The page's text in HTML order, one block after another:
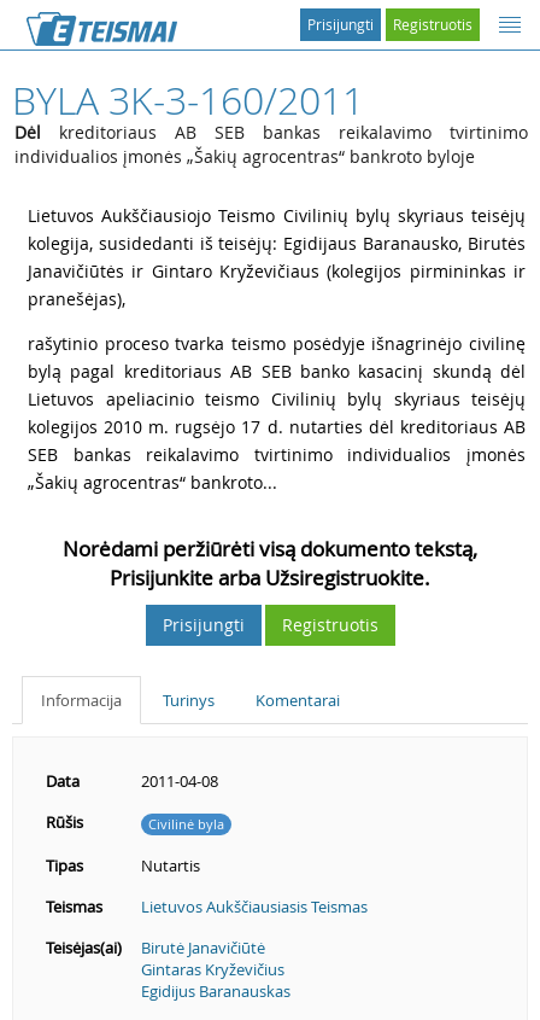
Registruotis
Prisijungti
BYLA 3K-3-160/2011
Dėl kreditoriaus AB SEB bankas reikalavimo tvirtinimo
individualios įmonės „Šakių agrocentras“ bankroto byloje
Lietuvos Aukščiausiojo Teismo Civilinių bylų skyriaus teisėjų
kolegija, susidedanti iš teisėjų: Egidijaus Baranausko, Birutės
Janavičiūtės ir Gintaro Kryževičiaus (kolegijos pirmininkas ir
pranešėjas),
rašytinio proceso tvarka teismo posėdyje išnagrinėjo civilinę
bylą pagal kreditoriaus AB SEB banko kasacinį skundą dėl
Lietuvos apeliacinio teismo Civilinių bylų skyriaus teisėjų
kolegijos 2010 m. rugsėjo 17 d. nutarties dėl kreditoriaus AB
SEB bankas reikalavimo tvirtinimo individualios įmonės
„Šakių agrocentras“ bankroto...
Norėdami peržiūrėti visą dokumento tekstą,
Prisijunkite arba Užsiregistruokite.
Prisijungti Registruotis
Informacija Turinys Komentarai
Data
2011-04-08
Rūšis
Civilinė byla
Tipas
Nutartis
Teismas
Lietuvos Aukščiausiasis Teismas
Teisėjas(ai)
Birutė Janavičiūtė
Gintaras Kryževičius
Egidijus Baranauskas